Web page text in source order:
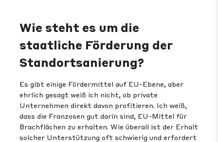
Wie steht es um die
staatliche Förderung der
Standortsanierung?
Es gibt einige Fördermittel auf EU-Ebene, aber
ehrlich gesagt weiß ich nicht, ob private
Unternehmen direkt davon profitieren. Ich weiß,
dass die Franzosen gut darin sind, EU-Mittel für
Brachflächen zu erhalten. Wie überall ist der Erhalt
solcher Unterstützung oft schwierig und erfordert